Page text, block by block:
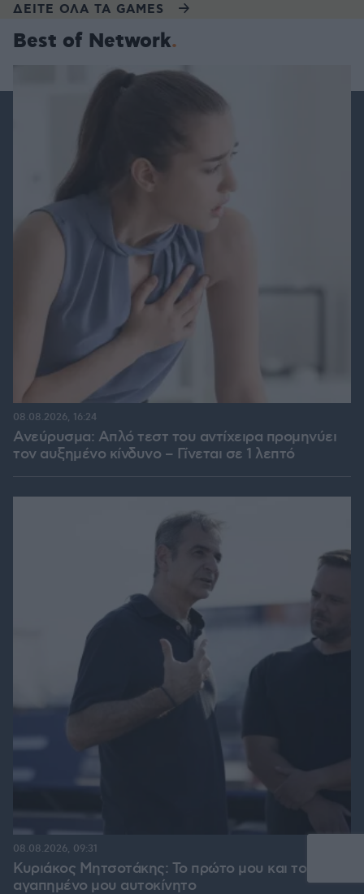
ΔΕΙΤΕ ΟΛΑ ΤΑ GAMES
Best of Network
Ανεύρυσμα: Απλό τεστ του αντίχειρα προμηνύει
τον αυξημένο κίνδυνο – Γίνεται σε 1 λεπτό
08.08.2026, 16:24
Κυριάκος Μητσοτάκης: Το πρώτο μου και το
αγαπημένο μου αυτοκίνητο
08.08.2026, 09:31